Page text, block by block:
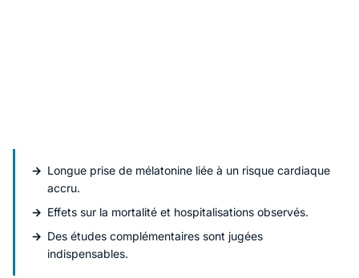
Longue prise de mélatonine liée à un risque cardiaque
accru.
Effets sur la mortalité et hospitalisations observés.
Des études complémentaires sont jugées
indispensables.